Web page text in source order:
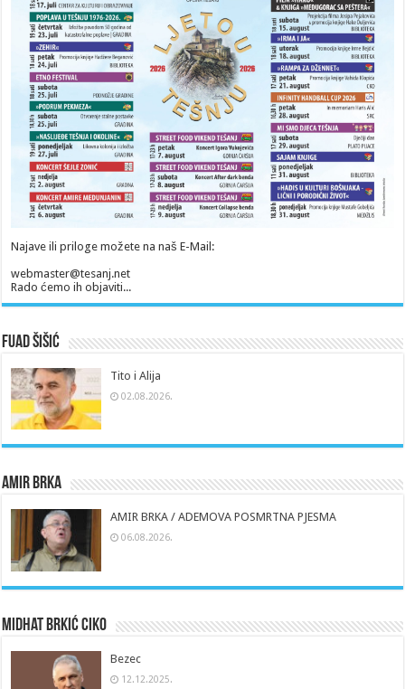
Najave ili priloge možete na naš E-Mail:
webmaster@tesanj.net
Rado ćemo ih objaviti...
Fuad Šišić
Tito i Alija
02.08.2026.
Amir Brka
AMIR BRKA / ADEMOVA POSMRTNA PJESMA
06.08.2026.
Midhat Brkić Ciko
Bezec
12.12.2025.